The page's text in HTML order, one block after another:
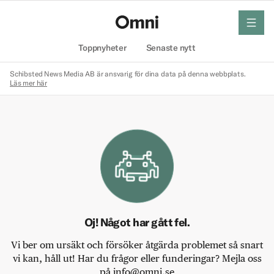
Toppnyheter Senaste nytt
meny
Schibsted News Media AB är ansvarig för dina data på denna webbplats.
Läs mer här
Oj! Något har gått fel.
Vi ber om ursäkt och försöker åtgärda problemet så snart
vi kan, håll ut! Har du frågor eller funderingar? Mejla oss